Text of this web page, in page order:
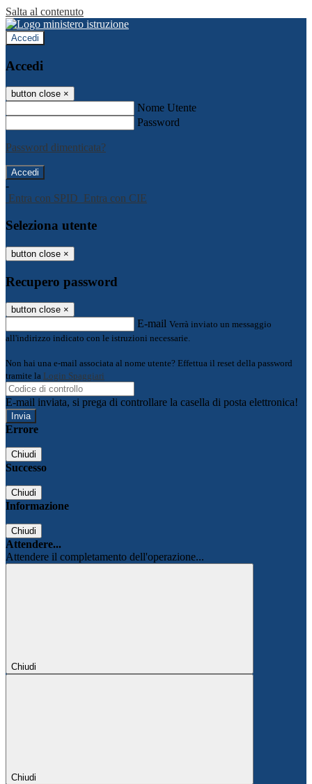
Salta al contenuto
Accedi
Accedi
button close ×
Nome Utente
Password
Password dimenticata?
-
Entra con SPID Entra con CIE
Seleziona utente
button close ×
Recupero password
button close ×
E-mail Verrà inviato un messaggio
all'indirizzo indicato con le istruzioni necessarie.
Non hai una e-mail associata al nome utente? Effettua il reset della password
tramite la Login Spaggiari
E-mail inviata, si prega di controllare la casella di posta elettronica!
Errore
Chiudi
Successo
Chiudi
Informazione
Chiudi
Attendere...
Attendere il completamento dell'operazione...
Chiudi
Chiudi